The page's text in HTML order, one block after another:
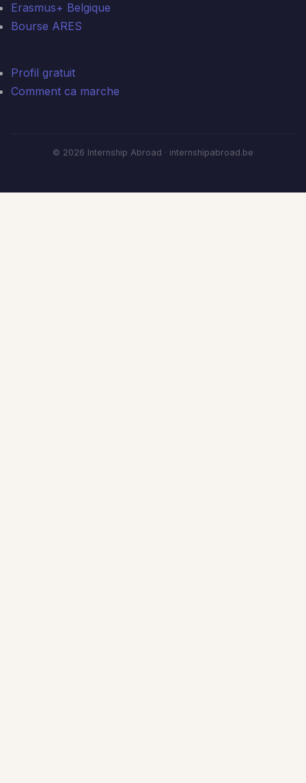
Erasmus+ Belgique
Bourse ARES
Profil gratuit
Comment ca marche
© 2026 Internship Abroad · internshipabroad.be